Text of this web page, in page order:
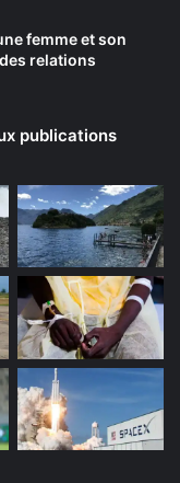
femme et son
relations
publications